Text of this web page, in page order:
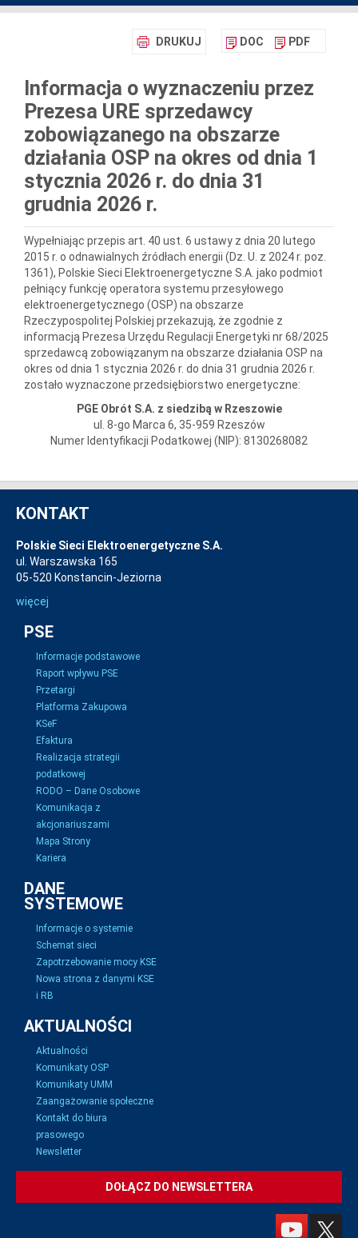
DRUKUJ DOC PDF
Informacja o wyznaczeniu przez
Prezesa URE sprzedawcy
zobowiązanego na obszarze
działania OSP na okres od dnia 1
stycznia 2026 r. do dnia 31
grudnia 2026 r.
Wypełniając przepis art. 40 ust. 6 ustawy z dnia 20 lutego
2015 r. o odnawialnych źródłach energii (Dz. U. z 2024 r. poz.
1361), Polskie Sieci Elektroenergetyczne S.A. jako podmiot
pełniący funkcję operatora systemu przesyłowego
elektroenergetycznego (OSP) na obszarze
Rzeczypospolitej Polskiej przekazują, że zgodnie z
informacją Prezesa Urzędu Regulacji Energetyki nr 68/2025
sprzedawcą zobowiązanym na obszarze działania OSP na
okres od dnia 1 stycznia 2026 r. do dnia 31 grudnia 2026 r.
zostało wyznaczone przedsiębiorstwo energetyczne:
PGE Obrót S.A. z siedzibą w Rzeszowie
ul. 8-go Marca 6, 35-959 Rzeszów
Numer Identyfikacji Podatkowej (NIP): 8130268082
KONTAKT
Polskie Sieci Elektroenergetyczne S.A.
ul. Warszawska 165
05-520 Konstancin-Jeziorna
więcej
PSE
Informacje podstawowe
Raport wpływu PSE
Przetargi
Platforma Zakupowa
KSeF
Efaktura
Realizacja strategii
podatkowej
RODO – Dane Osobowe
Komunikacja z
akcjonariuszami
Mapa Strony
Kariera
DANE
SYSTEMOWE
Informacje o systemie
Schemat sieci
Zapotrzebowanie mocy KSE
Nowa strona z danymi KSE
i RB
AKTUALNOŚCI
Aktualności
Komunikaty OSP
Komunikaty UMM
Zaangażowanie społeczne
Kontakt do biura
prasowego
Newsletter
DOŁĄCZ DO NEWSLETTERA